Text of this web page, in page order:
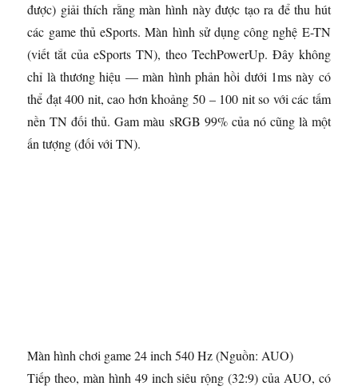
được) giải thích rằng màn hình này được tạo ra để thu hút
các game thủ eSports. Màn hình sử dụng công nghệ E-TN
(viết tắt của eSports TN), theo TechPowerUp. Đây không
chỉ là thương hiệu — màn hình phản hồi dưới 1ms này có
thể đạt 400 nit, cao hơn khoảng 50 – 100 nit so với các tấm
nền TN đối thủ. Gam màu sRGB 99% của nó cũng là một
ấn tượng (đối với TN).
Màn hình chơi game 24 inch 540 Hz(Nguồn: AUO)
Tiếp theo, màn hình 49 inch siêu rộng (32:9) của AUO, có